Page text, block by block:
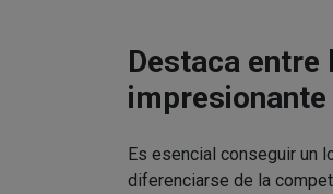
Destaca
Es esencial conseguir un
diferenciarse de la